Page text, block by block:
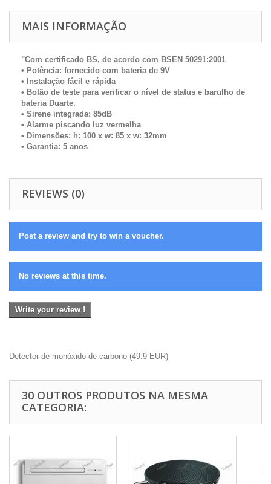
MAIS INFORMAÇÃO
"Com certificado BS, de acordo com BSEN 50291:2001
• Potência: fornecido com bateria de 9V
• Instalação fácil e rápida
• Botão de teste para verificar o nível de status e barulho de
bateria Duarte.
• Sirene integrada: 85dB
• Alarme piscando luz vermelha
• Dimensões: h: 100 x w: 85 x w: 32mm
• Garantia: 5 anos
REVIEWS (0)
Post a review and try to win a voucher.
No reviews at this time.
Write your review !
Detector de monóxido de carbono (49.9 EUR)
30 OUTROS PRODUTOS NA MESMA
CATEGORIA: